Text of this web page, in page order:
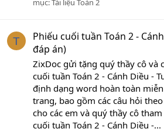
mục:Tài liệu Toán 2
T
Phiếu cuối tuần Toán 2 -
đáp án)
ZixDoc gửi tặng quý thầy cô và
cuối tuần Toán 2 - Cánh Diều -
định dạng word hoàn toàn
trang, bao gồm các câu hỏi
cho các em và quý thầy cô
cuối tuần Toán 2 - Cánh Diều -...